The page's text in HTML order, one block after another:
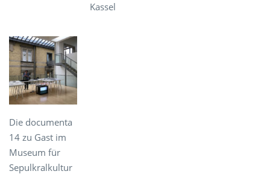
Kassel
Die documenta
14 zu Gast im
Museum für
Sepulkralkultur